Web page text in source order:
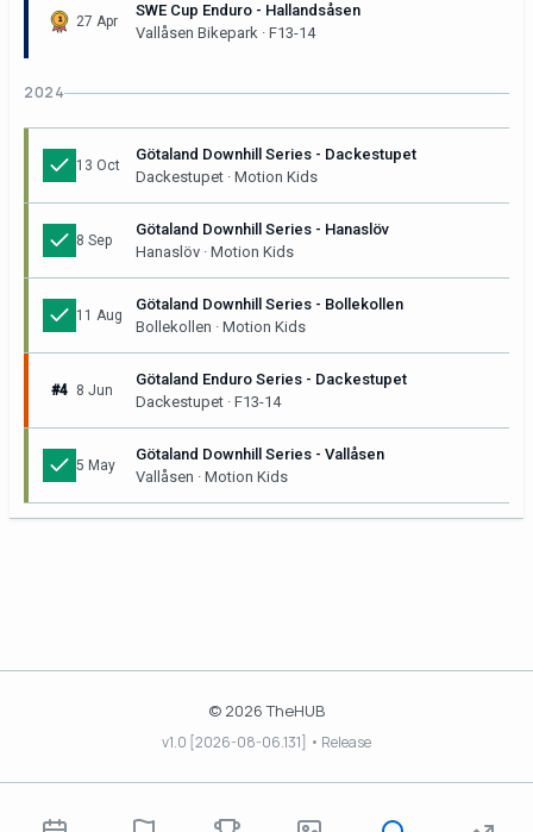
27 Apr
SWE Cup Enduro - Hallandsåsen
Vallåsen Bikepark · F13-14
2024
13 Oct
Götaland Downhill Series - Dackestupet
Dackestupet · Motion Kids
8 Sep
Götaland Downhill Series - Hanaslöv
Hanaslöv · Motion Kids
11 Aug
Götaland Downhill Series - Bollekollen
Bollekollen · Motion Kids
#4 8 Jun
Götaland Enduro Series - Dackestupet
Dackestupet · F13-14
5 May
Götaland Downhill Series - Vallåsen
Vallåsen · Motion Kids
© 2026 TheHUB
v1.0 [2026-08-06.131] • Release